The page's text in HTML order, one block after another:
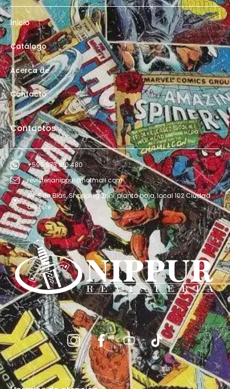
Inicio
Catálogo
Acerca de
Contacto
Contactos
+595 973 610 480
revisterianippur@hotmail.com
Av. San Blás, Shopping Zuni, planta baja, local 102 Ciudad
del Este